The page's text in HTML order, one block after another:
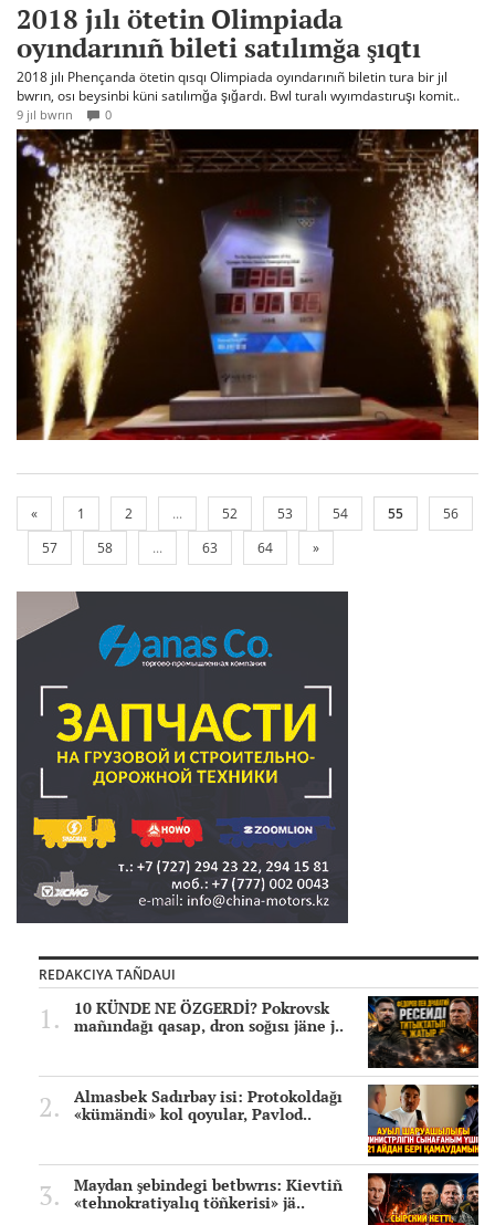
2018 jılı ötetin Olimpiada
oyındarınıñ bileti satılımğa şıqtı
2018 jılı Phençanda ötetin qısqı Olimpiada oyındarınıñ biletin tura bir jıl
bwrın, osı beysinbi küni satılımğa şığardı. Bwl turalı wyımdastıruşı komit..
9 jıl bwrın 0
« 1 2 ... 52 53 54 55
56
57
58 ... 63 64 »
REDAKCIYA TAÑDAUI
10 KÜNDE NE ÖZGERDİ? Pokrovsk
mañındağı qasap, dron soğısı jäne j..
Almasbek Sadırbay isi: Protokoldağı
«kümändi» kol qoyular, Pavlod..
Maydan şebindegi betbwrıs: Kievtiñ
«tehnokratiyalıq töñkerisi» jä..